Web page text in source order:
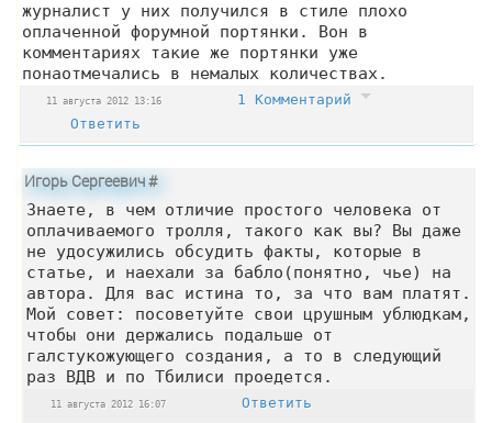
журналист у них получился в стиле плохо
оплаченной форумной портянки. Вон в
комментариях такие же портянки уже
понаотмечались в немалых количествах.
11 августа 2012 13:16
1 Комментарий
Ответить
Игорь Сергеевич#
Знаете, в чем отличие простого человека от
оплачиваемого тролля, такого как вы? Вы даже
не удосужились обсудить факты, которые в
статье, и наехали за бабло(понятно, чье) на
автора. Для вас истина то, за что вам платят.
Мой совет: посоветуйте свои црушным ублюдкам,
чтобы они держались подальше от
галстукожующего создания, а то в следующий
раз ВДВ и по Тбилиси проедется.
11 августа 2012 16:07 Ответить